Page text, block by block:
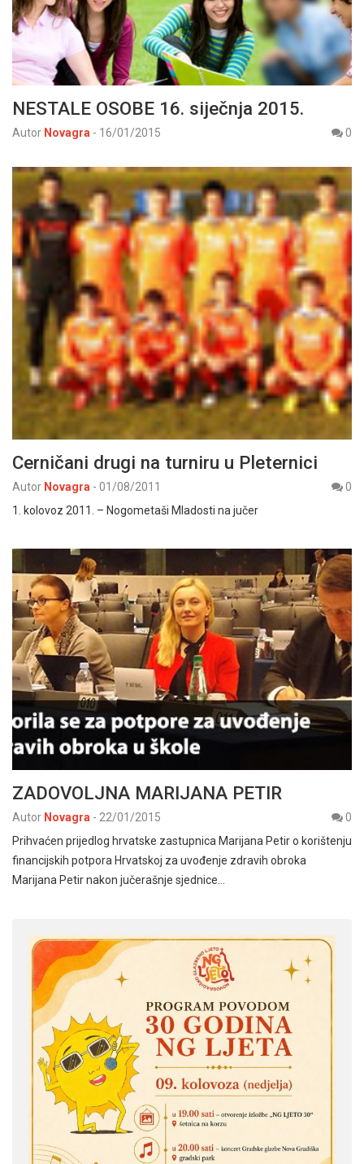
NESTALE OSOBE 16. siječnja 2015.
Autor Novagra - 16/01/2015 0
Cerničani drugi na turniru u Pleternici
Autor Novagra - 01/08/2011
0
1. kolovoz 2011. – Nogometaši Mladosti na jučer
ZADOVOLJNA MARIJANA PETIR
Autor Novagra - 22/01/2015
0
Prihvaćen prijedlog hrvatske zastupnica Marijana Petir o korištenju
financijskih potpora Hrvatskoj za uvođenje zdravih obroka
Marijana Petir nakon jučerašnje sjednice…